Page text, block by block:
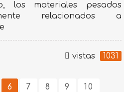
los materiales pesados
relacionados a
vistas 1031
6 7 8 9
10